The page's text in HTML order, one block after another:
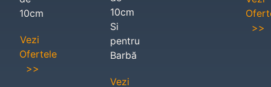
10cm
Vezi
Ofertele
>>
10cm
Si
pentru
Barbă
Vezi
>>